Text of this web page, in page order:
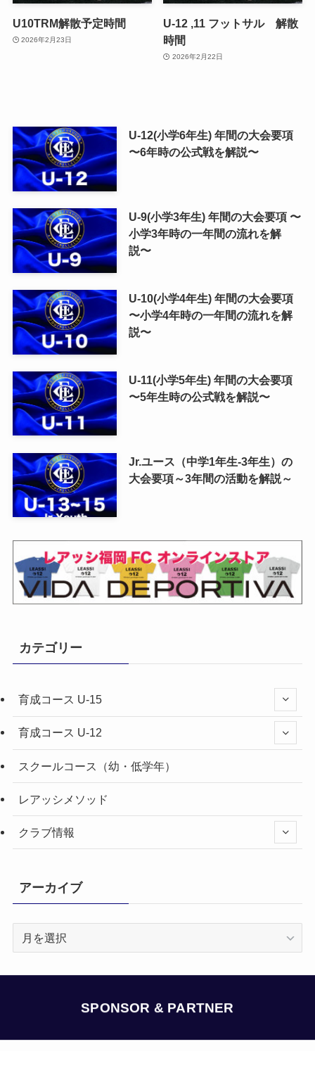
U10TRM解散予定時間
2026年2月23日
U-12 ,11 フットサル 解散
時間
2026年2月22日
U-12(小学6年生) 年間の大会要項
〜6年時の公式戦を解説〜
U-9(小学3年生) 年間の大会要項 〜
小学3年時の一年間の流れを解
説〜
U-10(小学4年生) 年間の大会要項
〜小学4年時の一年間の流れを解
説〜
U-11(小学5年生) 年間の大会要項
〜5年生時の公式戦を解説〜
Jr.ユース（中学1年生-3年生）の
大会要項～3年間の活動を解説～
カテゴリー
育成コース U-15
育成コース U-12
スクールコース（幼・低学年）
レアッシメソッド
クラブ情報
アーカイブ
SPONSOR & PARTNER